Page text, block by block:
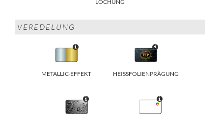
LOCHUNG
VEREDELUNG
METALLIC-EFFEKT HEISSFOLIENPRÄGUNG